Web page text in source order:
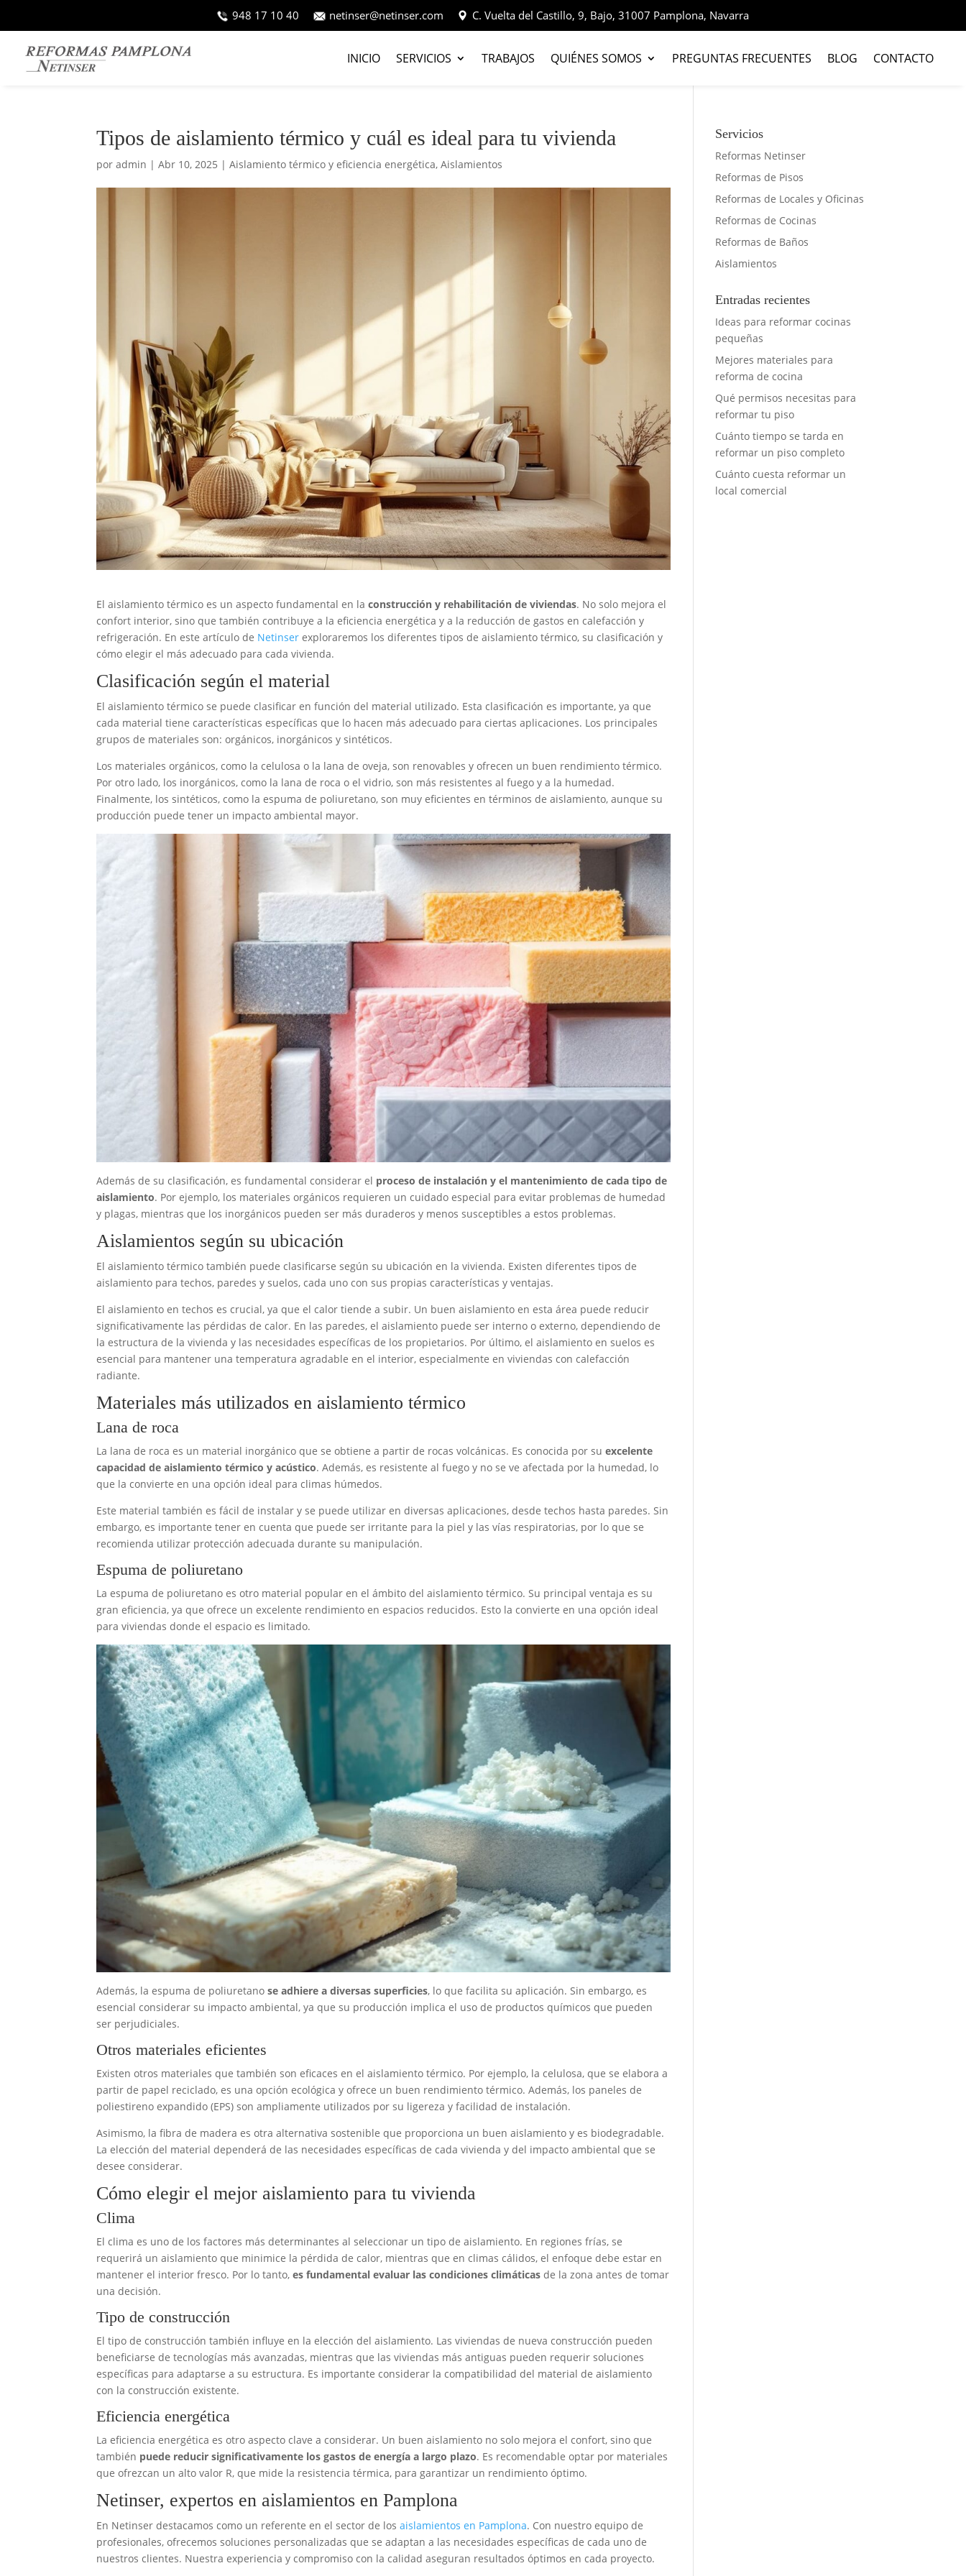
948 17 10 40 netinser@netinser.com C. Vuelta del Castillo, 9, Bajo, 31007 Pamplona, Navarra
INICIO SERVICIOS TRABAJOS QUIÉNES SOMOS PREGUNTAS FRECUENTES BLOG CONTACTO
Tipos de aislamiento térmico y cuál es ideal para tu vivienda
poradmin |Abr 10, 2025 |Aislamiento térmico y eficiencia energética,Aislamientos
El aislamiento térmico es un aspecto fundamental en laconstrucción y rehabilitación de viviendas. No solo mejora el
confort interior, sino que también contribuye a la eficiencia energética y a la reducción de gastos en calefacción y
refrigeración. En este artículo de Netinser exploraremos los diferentes tipos de aislamiento térmico, su clasificación y
cómo elegir el más adecuado para cada vivienda.
Clasificación según el material
El aislamiento térmico se puede clasificar en función del material utilizado. Esta clasificación es importante, ya que
cada material tiene características específicas que lo hacen más adecuado para ciertas aplicaciones. Los principales
grupos de materiales son: orgánicos, inorgánicos y sintéticos.
Los materiales orgánicos, como la celulosa o la lana de oveja, son renovables y ofrecen un buen rendimiento térmico.
Por otro lado, los inorgánicos, como la lana de roca o el vidrio, son más resistentes al fuego y a la humedad.
Finalmente, los sintéticos, como la espuma de poliuretano, son muy eficientes en términos de aislamiento, aunque su
producción puede tener un impacto ambiental mayor.
Además de su clasificación, es fundamental considerar el proceso de instalación y el mantenimiento de cada tipo de
aislamiento. Por ejemplo, los materiales orgánicos requieren un cuidado especial para evitar problemas de humedad
y plagas, mientras que los inorgánicos pueden ser más duraderos y menos susceptibles a estos problemas.
Aislamientos según su ubicación
El aislamiento térmico también puede clasificarse según su ubicación en la vivienda. Existen diferentes tipos de
aislamiento para techos, paredes y suelos, cada uno con sus propias características y ventajas.
El aislamiento en techos es crucial, ya que el calor tiende a subir. Un buen aislamiento en esta área puede reducir
significativamente las pérdidas de calor. En las paredes, el aislamiento puede ser interno o externo, dependiendo de
la estructura de la vivienda y las necesidades específicas de los propietarios. Por último, el aislamiento en suelos es
esencial para mantener una temperatura agradable en el interior, especialmente en viviendas con calefacción
radiante.
Materiales más utilizados en aislamiento térmico
Lana de roca
La lana de roca es un material inorgánico que se obtiene a partir de rocas volcánicas. Es conocida por suexcelente
capacidad de aislamiento térmico y acústico. Además, es resistente al fuego y no se ve afectada por la humedad, lo
que la convierte en una opción ideal para climas húmedos.
Este material también es fácil de instalar y se puede utilizar en diversas aplicaciones, desde techos hasta paredes. Sin
embargo, es importante tener en cuenta que puede ser irritante para la piel y las vías respiratorias, por lo que se
recomienda utilizar protección adecuada durante su manipulación.
Espuma de poliuretano
La espuma de poliuretano es otro material popular en el ámbito del aislamiento térmico. Su principal ventaja es su
gran eficiencia, ya que ofrece un excelente rendimiento en espacios reducidos. Esto la convierte en una opción ideal
para viviendas donde el espacio es limitado.
Además, la espuma de poliuretanose adhiere a diversas superficies, lo que facilita su aplicación. Sin embargo, es
esencial considerar su impacto ambiental, ya que su producción implica el uso de productos químicos que pueden
ser perjudiciales.
Otros materiales eficientes
Existen otros materiales que también son eficaces en el aislamiento térmico. Por ejemplo, la celulosa, que se elabora a
partir de papel reciclado, es una opción ecológica y ofrece un buen rendimiento térmico. Además, los paneles de
poliestireno expandido (EPS) son ampliamente utilizados por su ligereza y facilidad de instalación.
Asimismo, la fibra de madera es otra alternativa sostenible que proporciona un buen aislamiento y es biodegradable.
La elección del material dependerá de las necesidades específicas de cada vivienda y del impacto ambiental que se
desee considerar.
Cómo elegir el mejor aislamiento para tu vivienda
Clima
El clima es uno de los factores más determinantes al seleccionar un tipo de aislamiento. En regiones frías, se
requerirá un aislamiento que minimice la pérdida de calor, mientras que en climas cálidos, el enfoque debe estar en
mantener el interior fresco. Por lo tanto,es fundamental evaluar las condiciones climáticasde la zona antes de tomar
una decisión.
Tipo de construcción
El tipo de construcción también influye en la elección del aislamiento. Las viviendas de nueva construcción pueden
beneficiarse de tecnologías más avanzadas, mientras que las viviendas más antiguas pueden requerir soluciones
específicas para adaptarse a su estructura. Es importante considerar la compatibilidad del material de aislamiento
con la construcción existente.
Eficiencia energética
La eficiencia energética es otro aspecto clave a considerar. Un buen aislamiento no solo mejora el confort, sino que
también puede reducir significativamente los gastos de energía a largo plazo. Es recomendable optar por materiales
que ofrezcan un alto valor R, que mide la resistencia térmica, para garantizar un rendimiento óptimo.
Netinser, expertos en aislamientos en Pamplona
En Netinser destacamos como un referente en el sector de losaislamientos en Pamplona. Con nuestro equipo de
profesionales, ofrecemos soluciones personalizadas que se adaptan a las necesidades específicas de cada uno de
nuestros clientes. Nuestra experiencia y compromiso con la calidad aseguran resultados óptimos en cada proyecto.
Servicios
Reformas Netinser
Reformas de Pisos
Reformas de Locales y Oficinas
Reformas de Cocinas
Reformas de Baños
Aislamientos
Entradas recientes
Ideas para reformar cocinas
pequeñas
Mejores materiales para
reforma de cocina
Qué permisos necesitas para
reformar tu piso
Cuánto tiempo se tarda en
reformar un piso completo
Cuánto cuesta reformar un
local comercial